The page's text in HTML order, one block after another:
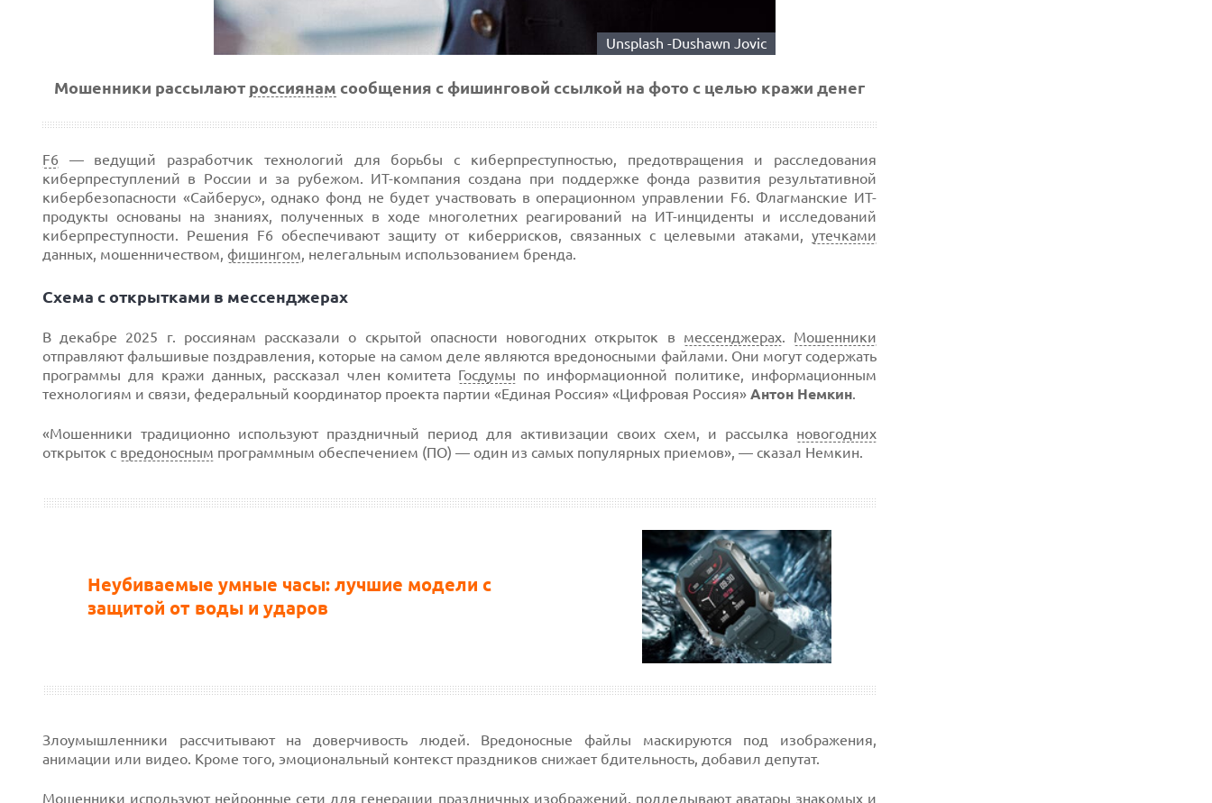
Unsplash -Dushawn Jovic
Мошенники рассылают россиянам сообщения с фишинговой ссылкой на фото с целью кражи денег
F6 — ведущий разработчик технологий для борьбы с киберпреступностью, предотвращения и расследования
киберпреступлений в России и за рубежом. ИТ-компания создана при поддержке фонда развития результативной
кибербезопасности «Сайберус», однако фонд не будет участвовать в операционном управлении F6. Флагманские ИТ-
продукты основаны на знаниях, полученных в ходе многолетних реагирований на ИТ-инциденты и исследований
киберпреступности. Решения F6 обеспечивают защиту от киберрисков, связанных с целевыми атаками, утечками
данных, мошенничеством, фишингом, нелегальным использованием бренда.
Схема с открытками в мессенджерах
В декабре 2025 г. россиянам рассказали о скрытой опасности новогодних открыток в мессенджерах. Мошенники
отправляют фальшивые поздравления, которые на самом деле являются вредоносными файлами. Они могут содержать
программы для кражи данных, рассказал член комитета Госдумы по информационной политике, информационным
технологиям и связи, федеральный координатор проекта партии «Единая Россия» «Цифровая Россия» Антон Немкин.
«Мошенники традиционно используют праздничный период для активизации своих схем, и рассылка новогодних
открыток с вредоносным программным обеспечением (ПО) — один из самых популярных приемов», — сказал Немкин.
Неубиваемые умные часы: лучшие модели с
защитой от воды и ударов
Злоумышленники рассчитывают на доверчивость людей. Вредоносные файлы маскируются под изображения,
анимации или видео. Кроме того, эмоциональный контекст праздников снижает бдительность, добавил депутат.
Мошенники используют нейронные сети для генерации праздничных изображений, подделывают аватары знакомых и